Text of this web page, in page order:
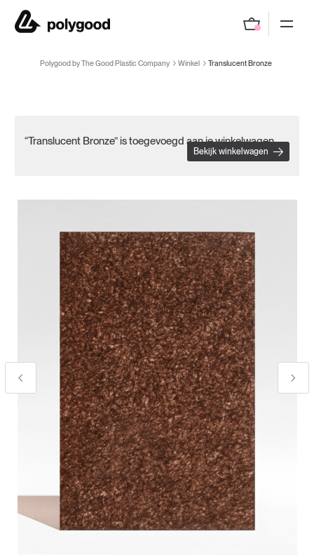
Polygood by The Good Plastic Company
Polygood by The Good Plastic Company Winkel Translucent Bronze
“Translucent Bronze” is toegevoegd aan je winkelwagen.
Bekijk winkelwagen